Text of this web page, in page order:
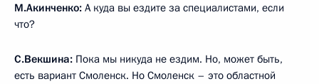
М.Акинченко: А куда вы ездите за специалистами, если
что?
С.Векшина: Пока мы никуда не ездим. Но, может быть,
есть вариант Смоленск. Но Смоленск – это областной